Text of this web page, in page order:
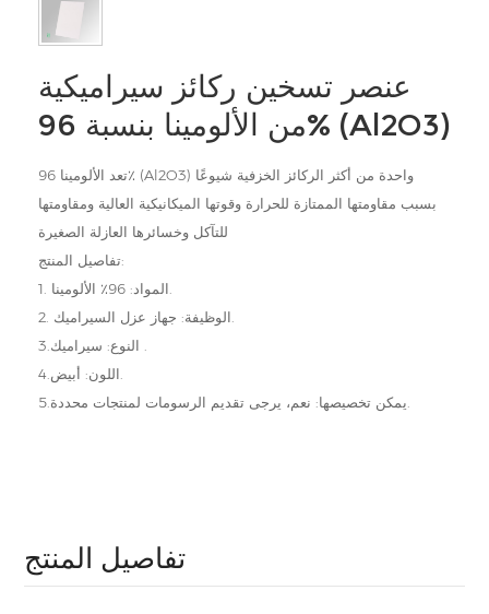
عنصر تسخين ركائز سيراميكية
من الألومينا بنسبة 96% (Al2O3)
تعد الألومينا 96٪ (Al2O3) واحدة من أكثر الركائز الخزفية شيوعًا
بسبب مقاومتها الممتازة للحرارة وقوتها الميكانيكية العالية ومقاومتها
للتآكل وخسائرها العازلة الصغيرة
تفاصيل المنتج:
تفاصيل المنتج